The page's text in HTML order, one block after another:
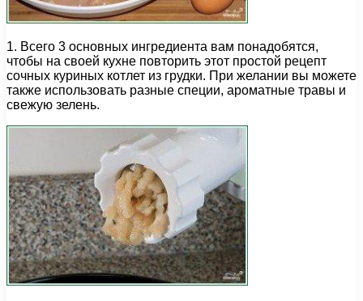
1. Всего 3 основных ингредиента вам понадобятся,
чтобы на своей кухне повторить этот простой рецепт
сочных куриных котлет из грудки. При желании вы можете
также использовать разные специи, ароматные травы и
свежую зелень.